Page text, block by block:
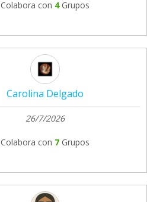
Colabora con 4 Grupos
Carolina Delgado
26/7/2026
Colabora con 7 Grupos